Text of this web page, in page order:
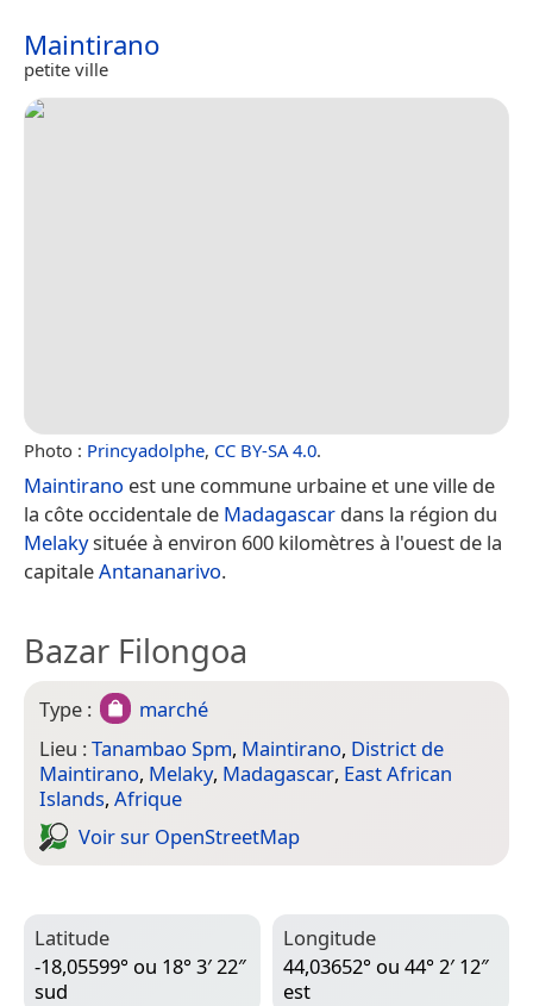
Maintirano
petite ville
Photo : Princyadolphe, CC BY-SA 4.0.
Maintirano est une commune urbaine et une ville de
la côte occidentale de Madagascar dans la région du
Melakysituée à environ 600 kilomètres à l'ouest de la
capitaleAntananarivo.
Bazar Filongoa
Type :
marché
Lieu :Tanambao Spm, Maintirano, District de
Maintirano, Melaky, Madagascar, East African
Islands, Afrique
Voir sur Open­Street­Map
Latitude
-18,05599° ou 18° 3′ 22″
sud
Longitude
44,03652° ou 44° 2′ 12″
est